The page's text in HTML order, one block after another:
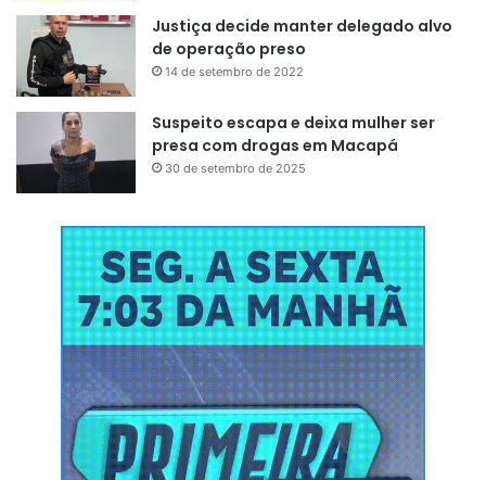
Seguindo a trajetória de seu antigo concorrente, Sonic,
que vem conquistando o mundo dos fãs também nos
cinemas, chega a vez de Super Mario Bros. O longa de
animação já é visto como uma das produções mais
esperadas dos cinemas, sua estreia está marcada para o
dia 6 de abril de 2023 no Brasil.
Justiça decide manter delegado alvo
de operação preso
14 de setembro de 2022
Suspeito escapa e deixa mulher ser
presa com drogas em Macapá
30 de setembro de 2025